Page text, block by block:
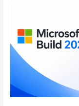
por
ti